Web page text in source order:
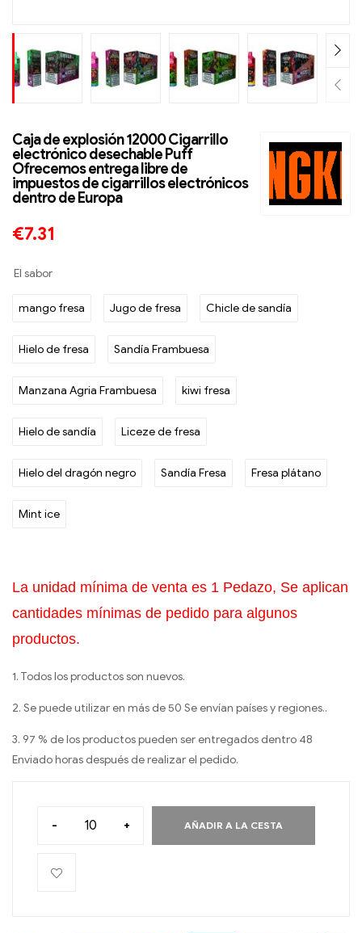
Caja de explosión 12000 Cigarrillo
electrónico desechable Puff
Ofrecemos entrega libre de
impuestos de cigarrillos electrónicos
dentro de Europa
€7.31
El sabor
mango fresa Jugo de fresa Chicle de sandía
Hielo de fresa Sandía Frambuesa
Manzana Agria Frambuesa kiwi fresa
Hielo de sandía Liceze de fresa
Hielo del dragón negro Sandía Fresa Fresa plátano
Mint ice
La unidad mínima de venta es 1 Pedazo, Se aplican
cantidades mínimas de pedido para algunos
productos.
1. Todos los productos son nuevos.
2. Se puede utilizar en más de 50 Se envían países y regiones..
3. 97 % de los productos pueden ser entregados dentro 48
Enviado horas después de realizar el pedido.
- + AÑADIR A LA CESTA